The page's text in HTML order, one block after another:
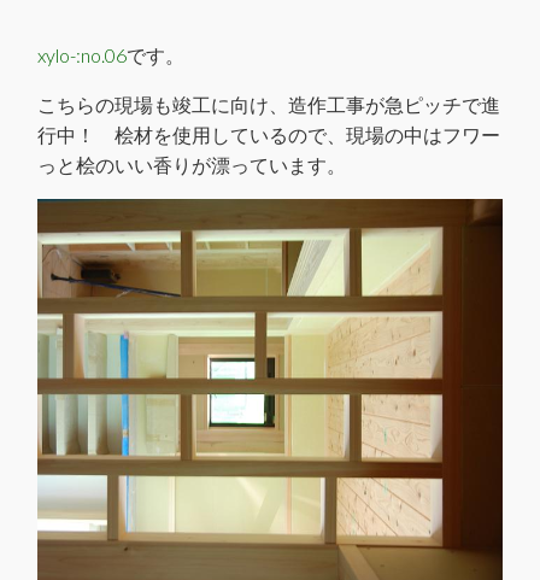
xylo-:no.06です。
こちらの現場も竣工に向け、造作工事が急ピッチで進
行中！ 桧材を使用しているので、現場の中はフワー
っと桧のいい香りが漂っています。